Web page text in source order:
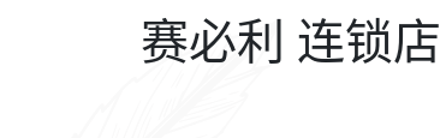
赛必利 连锁店